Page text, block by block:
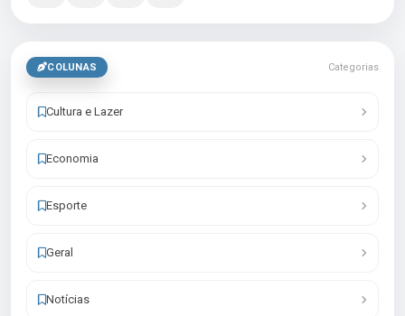
COLUNAS Categorias
Cultura e Lazer
Economia
Esporte
Geral
Notícias